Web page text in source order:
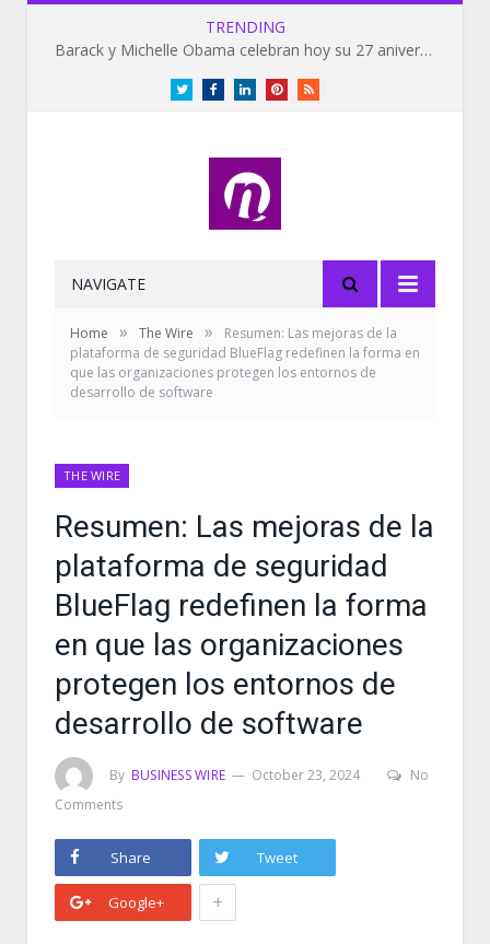
TRENDING
Barack y Michelle Obama celebran hoy su 27 aniversario de bodas
TwitterFacebookLinkedInPinterestRSS
NAVIGATE
Home » The Wire »
Resumen: Las mejoras de la
plataforma de seguridad BlueFlag redefinen la forma en
que las organizaciones protegen los entornos de
desarrollo de software
THE WIRE
Resumen: Las mejoras de la
plataforma de seguridad
BlueFlag redefinen la forma
en que las organizaciones
protegen los entornos de
desarrollo de software
By BUSINESS WIRE October 23, 2024
No
Comments
Share Tweet
Google+ +